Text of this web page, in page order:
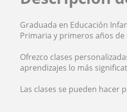
Graduada en Educación
Primaria y primeros años de
Ofrezco clases
aprendizajes lo más
Las clases se pueden hacer